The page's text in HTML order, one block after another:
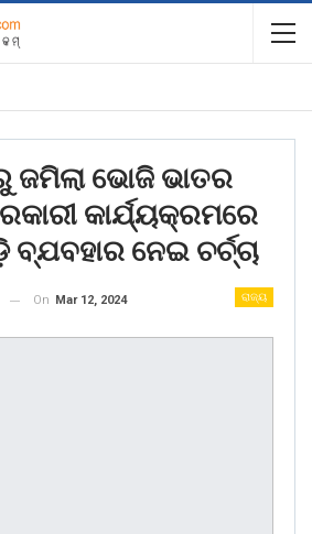
ଜମିଲା ଭୋଜି ଭାତର
କାର୍ଯ୍ୟକ୍ରମରେ
ବ୍ଯବହାର ନେଇ ଚର୍ଚ୍ଚା
ରାଜ୍ୟ
On Mar 12, 2024